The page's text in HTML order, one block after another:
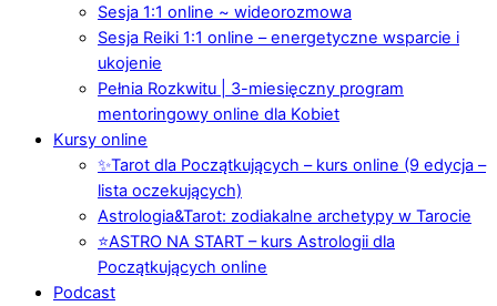
Sesja 1:1 online ~ wideorozmowa
Sesja Reiki 1:1 online – energetyczne wsparcie i
ukojenie
Pełnia Rozkwitu | 3-miesięczny program
mentoringowy online dla Kobiet
Kursy online
✨Tarot dla Początkujących – kurs online (9 edycja –
lista oczekujących)
Astrologia&Tarot: zodiakalne archetypy w Tarocie
⭐️ASTRO NA START – kurs Astrologii dla
Początkujących online
Podcast